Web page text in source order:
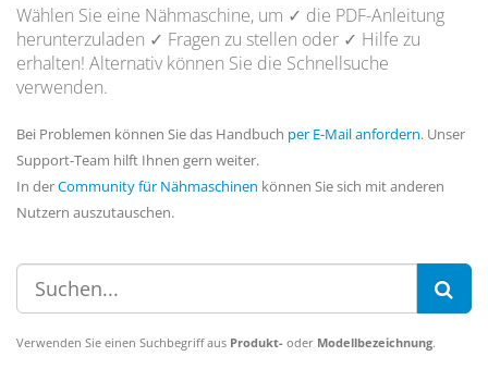
Wählen Sie eine Nähmaschine, um ✓ die PDF-Anleitung
herunterzuladen ✓ Fragen zu stellen oder ✓ Hilfe zu
erhalten! Alternativ können Sie die Schnellsuche
verwenden.
Bei Problemen können Sie das Handbuch per E-Mail anfordern. Unser
Support-Team hilft Ihnen gern weiter.
In derCommunity für Nähmaschinen können Sie sich mit anderen
Nutzern auszutauschen.
Verwenden Sie einen Suchbegriff aus Produkt- oder Modellbezeichnung.